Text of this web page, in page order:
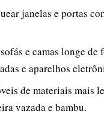
janelas e portas
e camas longe de
e aparelhos
de materiais mais
vazada e bambu.